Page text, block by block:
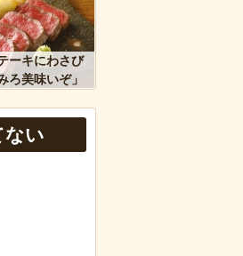
見器にかける方針
がガバガバだった」を誇張した昭和風AI
なんの意味もなかった件ｗｗｗｗｗｗｗ
嬉しい？
ない
ーキにわさび
ろ美味いぞ」
ない